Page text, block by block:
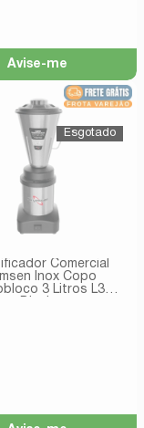
Avise-me
Comercial
Inox Copo
3 Litros L3